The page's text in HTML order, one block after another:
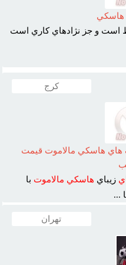
است و جز نژادهاي کاري است
کرج
هاي هاسکي مالاموت قيمت
زيباي هاسکي مالاموت با
...
تهران